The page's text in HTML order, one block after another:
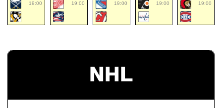
19:00 19:00 19:00 19:00 19:00
NHL